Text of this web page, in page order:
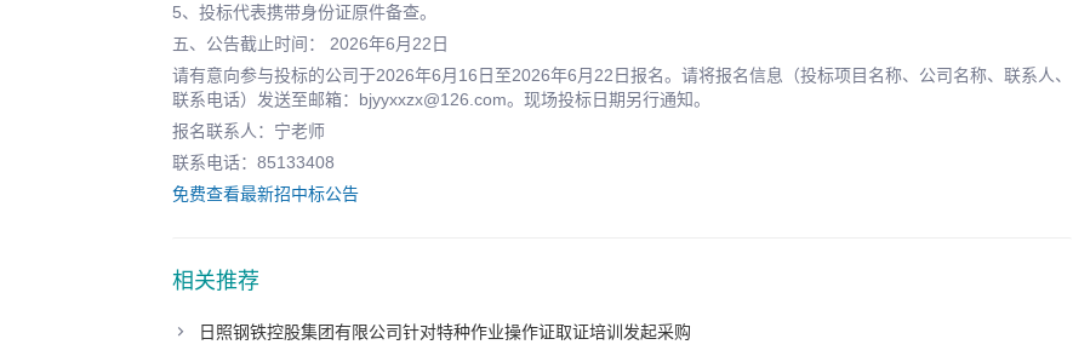
5、投标代表携带身份证原件备查。
五、公告截止时间： 2026年6月22日
请有意向参与投标的公司于2026年6月16日至2026年6月22日报名。请将报名信息（投标项目名称、公司名称、联系人、
联系电话）发送至邮箱：bjyyxxzx@126.com。现场投标日期另行通知。
报名联系人：宁老师
联系电话：85133408
免费查看最新招中标公告
相关推荐
日照钢铁控股集团有限公司针对特种作业操作证取证培训发起采购